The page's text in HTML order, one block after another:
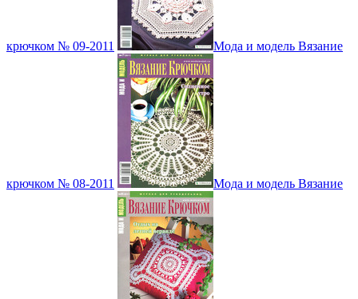
крючком № 09-2011 Мода и модель Вязание
крючком № 08-2011 Мода и модель Вязание